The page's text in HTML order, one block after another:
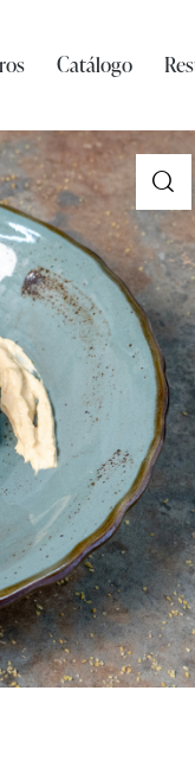
Catálogo